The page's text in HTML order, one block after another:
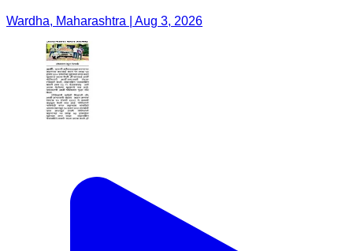
Wardha, Maharashtra | Aug 3, 2026